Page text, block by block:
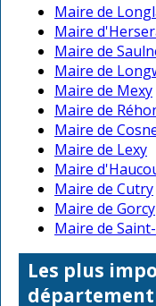
Maire de
Maire
Maire de
Maire de
Maire de Mexy
Maire de
Maire de
Maire de Lexy
Maire
Maire de Cutry
Maire de Gorcy
Maire de
Les plus